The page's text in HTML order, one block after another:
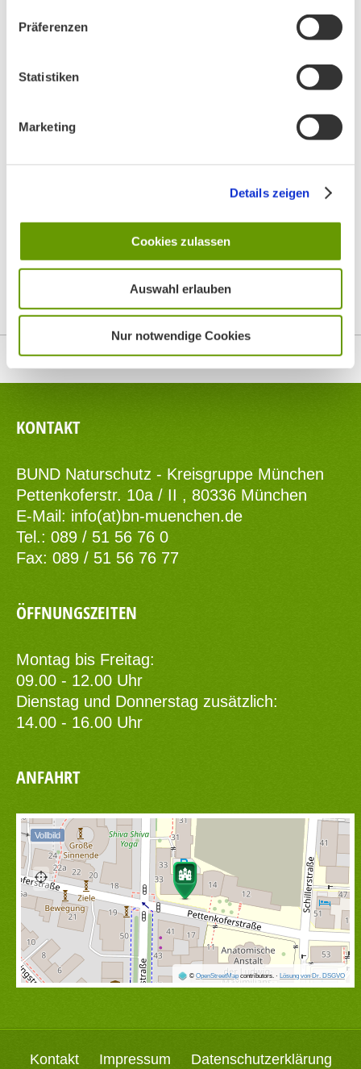
Präferenzen
Statistiken
Marketing
Details zeigen
Cookies zulassen
Auswahl erlauben
Nur notwendige Cookies
Top
KONTAKT
BUND Naturschutz - Kreisgruppe München
Pettenkoferstr. 10a / II , 80336 München
E-Mail: info(at)bn-muenchen.de
Tel.: 089 / 51 56 76 0
Fax: 089 / 51 56 76 77
ÖFFNUNGSZEITEN
Montag bis Freitag:
09.00 - 12.00 Uhr
Dienstag und Donnerstag zusätzlich:
14.00 - 16.00 Uhr
ANFAHRT
© OpenStreetMapcontributors. · Lösung von Dr. DSGVO
Vollbild
Kontakt Impressum Datenschutzerklärung